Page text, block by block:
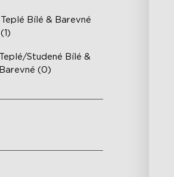
Teplé Bílé & Barevné
(1)
Teplé/studené Bílé &
Barevné (0)